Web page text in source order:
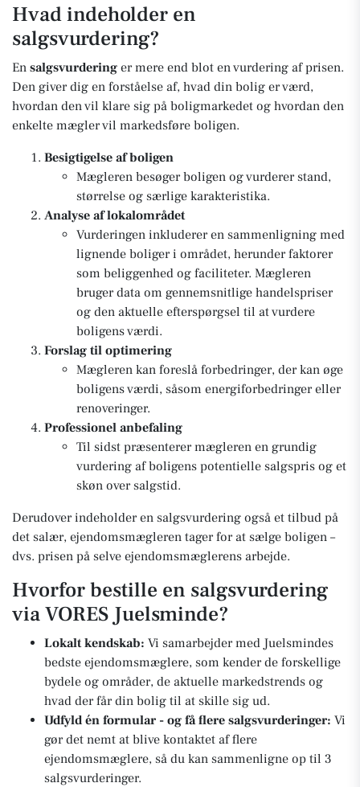
Hvad indeholder en
salgsvurdering?
En salgsvurdering er mere end blot en vurdering af prisen.
Den giver dig en forståelse af, hvad din bolig er værd,
hvordan den vil klare sig på boligmarkedet og hvordan den
enkelte mægler vil markedsføre boligen.
Besigtigelse af boligen
Mægleren besøger boligen og vurderer stand,
størrelse og særlige karakteristika.
Analyse af lokalområdet
Vurderingen inkluderer en sammenligning med
lignende boliger i området, herunder faktorer
som beliggenhed og faciliteter. Mægleren
bruger data om gennemsnitlige handelspriser
og den aktuelle efterspørgsel til at vurdere
boligens værdi.
Forslag til optimering
Mægleren kan foreslå forbedringer, der kan øge
boligens værdi, såsom energiforbedringer eller
renoveringer.
Professionel anbefaling
Til sidst præsenterer mægleren en grundig
vurdering af boligens potentielle salgspris og et
skøn over salgstid.
Derudover indeholder en salgsvurdering også et tilbud på
det salær, ejendomsmægleren tager for at sælge boligen –
dvs. prisen på selve ejendomsmæglerens arbejde.
Hvorfor bestille en salgsvurdering
via VORES Juelsminde?
Lokalt kendskab: Vi samarbejder med Juelsmindes
bedste ejendomsmæglere, som kender de forskellige
bydele og områder, de aktuelle markedstrends og
hvad der får din bolig til at skille sig ud.
Udfyld én formular - og få flere salgsvurderinger: Vi
gør det nemt at blive kontaktet af flere
ejendomsmæglere, så du kan sammenligne op til 3
salgsvurderinger.